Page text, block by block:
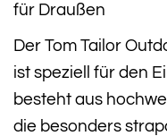
für Draußen
Der Tom Tailor
ist speziell für den
besteht aus
die besonders